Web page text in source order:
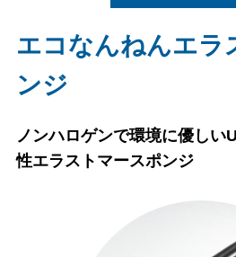
エコなんねんエラ
ンジ
ノンハロゲンで環境に優しい
性エラストマースポンジ